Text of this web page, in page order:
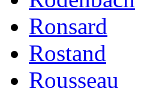
Ronsard
Rostand
Rousseau